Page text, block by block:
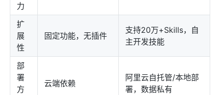
力
扩
展
性
固定功能，无插件
支持20万+Skills，自
主开发技能
部
署
方
云端依赖
阿里云自托管/本地部
署，数据私有